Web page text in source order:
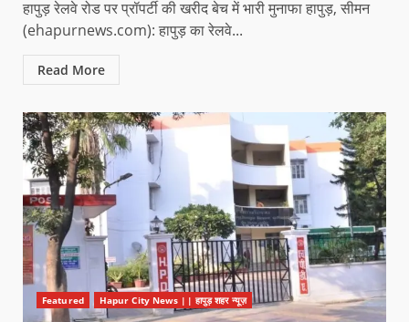
हापुड़ रेलवे रोड पर प्रॉपर्टी की खरीद बेच में भारी मुनाफा हापुड़, सीमन
(ehapurnews.com): हापुड़ का रेलवे...
Read More
Featured Hapur City News || हापुड़ शहर न्यूज़